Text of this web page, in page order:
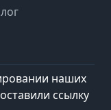
наших
ссылку